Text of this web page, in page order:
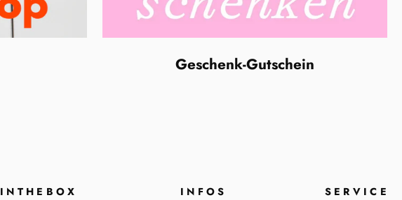
Geschenk-Gutschein
INTHEBOX INFOS SERVICE